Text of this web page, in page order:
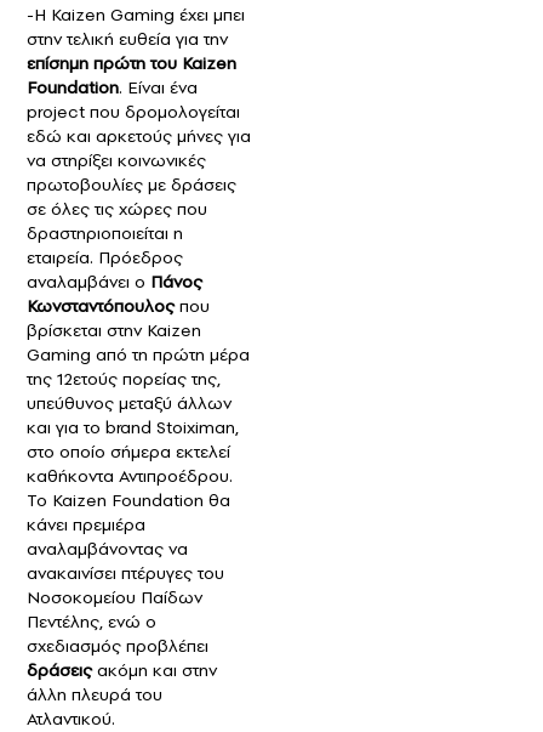
-Η Kaizen Gaming έχει μπει
στην τελική ευθεία για την
επίσημη πρώτη του Kaizen
Foundation. Είναι ένα
project που δρομολογείται
εδώ και αρκετούς μήνες για
να στηρίξει κοινωνικές
πρωτοβουλίες με δράσεις
σε όλες τις χώρες που
δραστηριοποιείται η
εταιρεία. Πρόεδρος
αναλαμβάνει ο Πάνος
Κωνσταντόπουλοςπου
βρίσκεται στην Kaizen
Gaming από τη πρώτη μέρα
της 12ετούς πορείας της,
υπεύθυνος μεταξύ άλλων
και για το brand Stoiximan,
στο οποίο σήμερα εκτελεί
καθήκοντα Αντιπροέδρου.
Το Kaizen Foundation θα
κάνει πρεμιέρα
αναλαμβάνοντας να
ανακαινίσει πτέρυγες του
Νοσοκομείου Παίδων
Πεντέλης, ενώ ο
σχεδιασμός προβλέπει
δράσειςακόμη και στην
άλλη πλευρά του
Ατλαντικού.